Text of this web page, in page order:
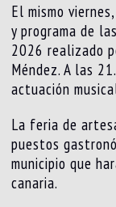
El mismo
y programa de
2026 realizado
Méndez. A las
actuación
La feria de
puestos
municipio que
canaria.